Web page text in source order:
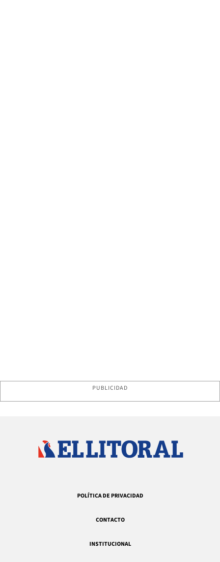
PUBLICIDAD
POLÍTICA DE PRIVACIDAD
CONTACTO
INSTITUCIONAL